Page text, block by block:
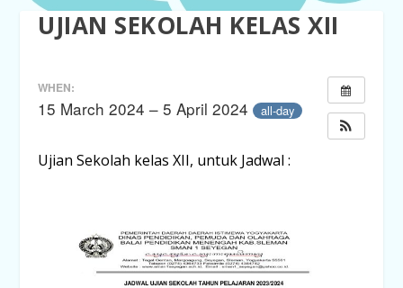
UJIAN SEKOLAH KELAS XII
WHEN:
15 March 2024 – 5 April 2024 all-day
Ujian Sekolah kelas XII, untuk Jadwal :